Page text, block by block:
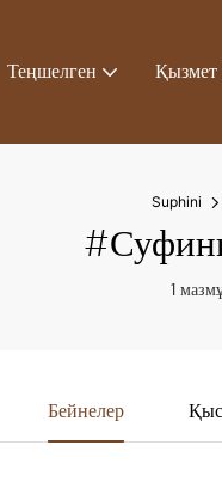
Теңшелген Қызмет
Suphini
1
Бейнелер